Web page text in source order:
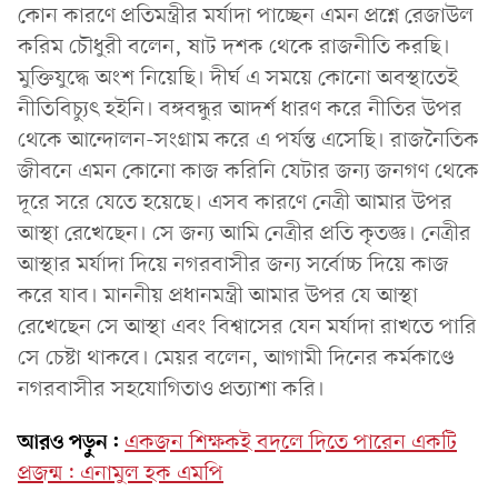
কোন কারণে প্রতিমন্ত্রীর মর্যাদা পাচ্ছেন এমন প্রশ্নে রেজাউল
করিম চৌধুরী বলেন, ষাট দশক থেকে রাজনীতি করছি।
মুক্তিযুদ্ধে অংশ নিয়েছি। দীর্ঘ এ সময়ে কোনো অবস্থাতেই
নীতিবিচ্যুৎ হইনি। বঙ্গবন্ধুর আদর্শ ধারণ করে নীতির উপর
থেকে আন্দোলন-সংগ্রাম করে এ পর্যন্ত এসেছি। রাজনৈতিক
জীবনে এমন কোনো কাজ করিনি যেটার জন্য জনগণ থেকে
দূরে সরে যেতে হয়েছে। এসব কারণে নেত্রী আমার উপর
আস্থা রেখেছেন। সে জন্য আমি নেত্রীর প্রতি কৃতজ্ঞ। নেত্রীর
আস্থার মর্যাদা দিয়ে নগরবাসীর জন্য সর্বোচ্চ দিয়ে কাজ
করে যাব। মাননীয় প্রধানমন্ত্রী আমার উপর যে আস্থা
রেখেছেন সে আস্থা এবং বিশ্বাসের যেন মর্যাদা রাখতে পারি
সে চেষ্টা থাকবে। মেয়র বলেন, আগামী দিনের কর্মকাণ্ডে
নগরবাসীর সহযোগিতাও প্রত্যাশা করি।
আরও পড়ুন: একজন শিক্ষকই বদলে দিতে পারেন একটি
প্রজন্ম: এনামুল হক এমপি